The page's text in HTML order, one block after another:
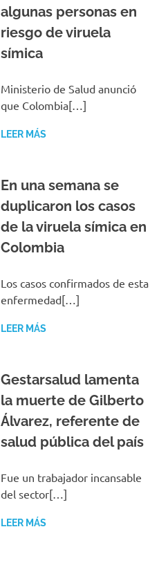
algunas personas en
riesgo de viruela
símica
Ministerio de Salud anunció
que Colombia[…]
LEER MÁS
En una semana se
duplicaron los casos
de la viruela símica en
Colombia
Los casos confirmados de esta
enfermedad[…]
LEER MÁS
Gestarsalud lamenta
la muerte de Gilberto
Álvarez, referente de
salud pública del país
Fue un trabajador incansable
del sector[…]
LEER MÁS